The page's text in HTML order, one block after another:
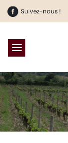
Suivez-nous !